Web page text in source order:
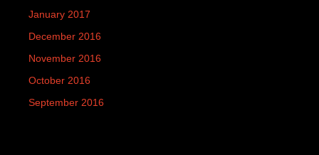
January 2017
December 2016
November 2016
October 2016
September 2016